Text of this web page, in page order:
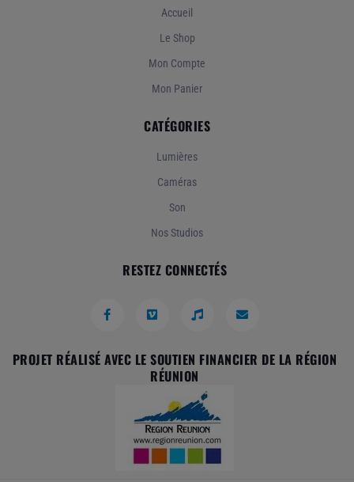
Accueil
Le Shop
Mon Compte
Mon Panier
CATÉGORIES
Lumières
Caméras
Son
Nos Studios
RESTEZ CONNECTÉS
PROJET RÉALISÉ AVEC LE SOUTIEN FINANCIER DE LA RÉGION
RÉUNION